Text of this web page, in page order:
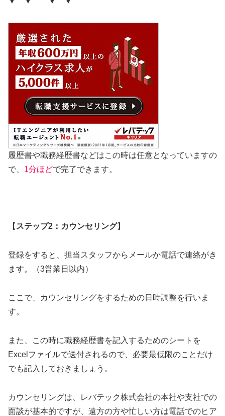
履歴書や職務経歴書などはこの時は任意となっていますの
で、 1分ほどで完了できます。
【 ステップ2：カウンセリング】
登録をすると、担当スタッフからメールか電話で連絡がき
ます。（3営業日以内）
ここで、カウンセリングをするための日時調整を行いま
す。
また、この時に職務経歴書を記入するためのシートを
Excelファイルで送付されるので、必要最低限のことだけ
でも記入しておきましょう。
カウンセリングは、レバテック株式会社の本社や支社での
面談が基本的ですが、遠方の方や忙しい方は電話でのヒア